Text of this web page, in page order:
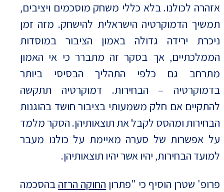
אזהרה לכולנו. בלא כללי משחק מוסכמים ויציבים,
תמשיך הדמוקרטיה הישראלית להישחק. מזה זמן
ניכרת ירידה גדולה באמון הציבור במוסדות
הממלכתיים, אך בסקר זה מתברר כי אי האמון
מתרחב גם כלפי התהליך הבסיסי ביותר
בדמוקרטיה – הבחירות. דמוקרטיה תתקשה
להתקיים אם חלק משמעותי בציבור חושד בהוגנות
הבחירות ומהסס לקבל את תוצאותיהן. הסקר מלמד
על אפשרות של סערה מאיימת על כולנו מעבר
למועד הבחירות, יהיו אשר יהיו תוצאותיהן.
פרופ' שטרן הוסיף כי "פתרון החוקה הרזה בהסכמה